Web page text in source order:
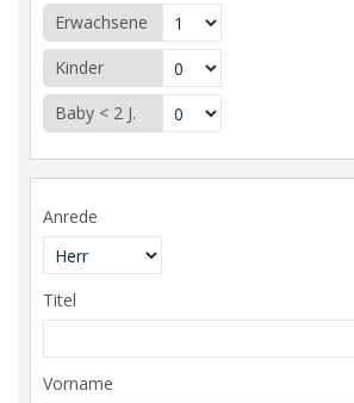
Erwachsene
Kinder
Baby < 2 J.
Anrede
Titel
Vorname